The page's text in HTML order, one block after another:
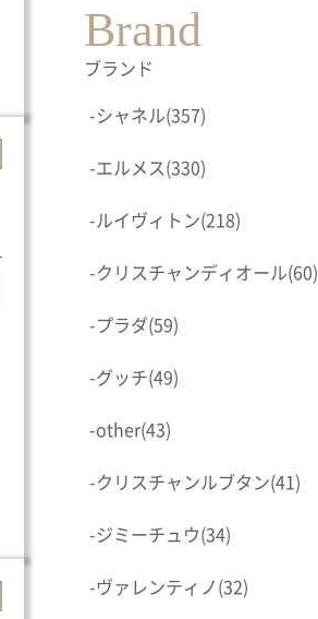
Brand
ブランド
-シャネル(357)
-エルメス(330)
-ルイヴィトン(218)
-クリスチャンディオール(60)
-プラダ(59)
-グッチ(49)
-other(43)
-クリスチャンルブタン(41)
-ジミーチュウ(34)
-ヴァレンティノ(32)